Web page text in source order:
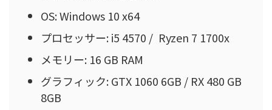
OS: Windows 10 x64
プロセッサー: i5 4570 / Ryzen 7 1700x
メモリー: 16 GB RAM
グラフィック: GTX 1060 6GB / RX 480 GB
8GB